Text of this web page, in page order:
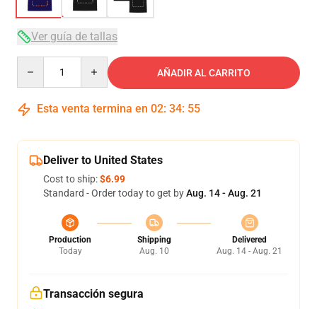
Ver guía de tallas
AÑADIR AL CARRITO
Esta venta termina en 02: 34: 54
Deliver to United States
Cost to ship:$6.99
Standard - Order today to get byAug. 14 - Aug. 21
Production
Today
Shipping
Aug. 10
Delivered
Aug. 14 - Aug. 21
Transacción segura